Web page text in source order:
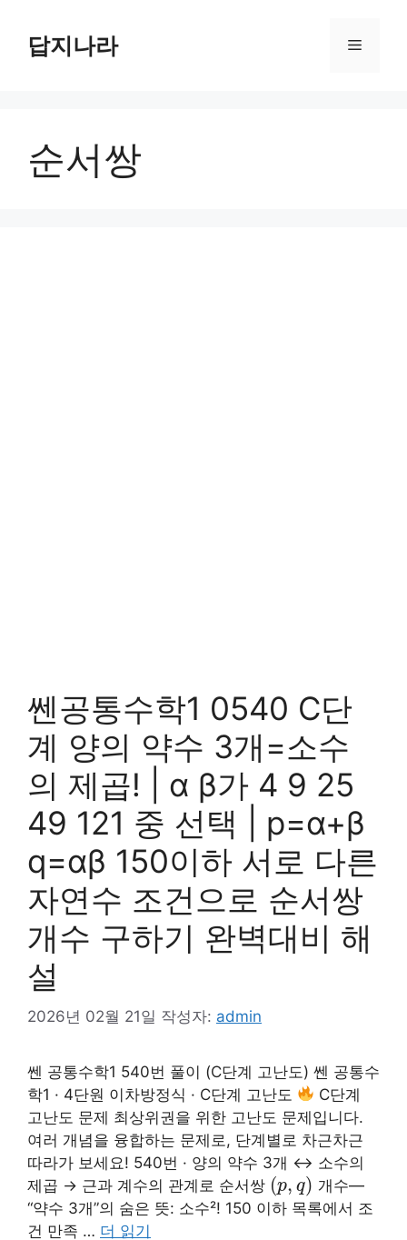
답지나라 메
순서쌍
쎈공통수학1 0540 C단
계 양의 약수 3개=소수
의 제곱! | α β가 4 9 25
49 121 중 선택 | p=α+β
q=αβ 150이하 서로 다른
자연수 조건으로 순서쌍
개수 구하기 완벽대비 해
설
2026년 02월 21일 작성자: admin
쎈 공통수학1 540번 풀이 (C단계 고난도) 쎈 공통수
학1 · 4단원 이차방정식 · C단계 고난도
C단계
고난도 문제 최상위권을 위한 고난도 문제입니다.
여러 개념을 융합하는 문제로, 단계별로 차근차근
따라가 보세요! 540번 · 양의 약수 3개 ↔ 소수의
제곱 → 근과 계수의 관계로 순서쌍 (p, q) 개수—
“약수 3개”의 숨은 뜻: 소수²! 150 이하 목록에서 조
건 만족 … 더 읽기